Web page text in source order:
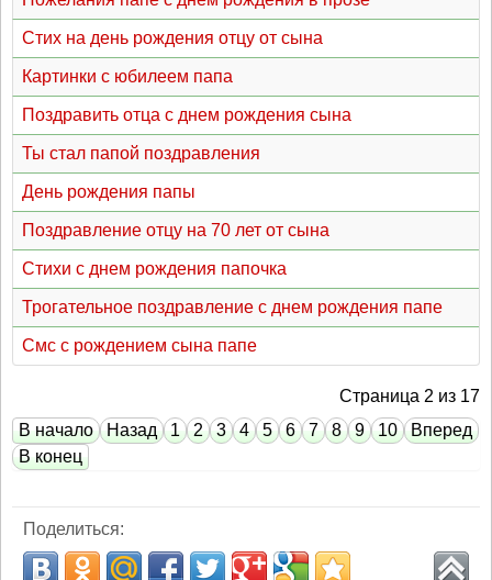
Стих на день рождения отцу от сына
Картинки с юбилеем папа
Поздравить отца с днем рождения сына
Ты стал папой поздравления
День рождения папы
Поздравление отцу на 70 лет от сына
Стихи с днем рождения папочка
Трогательное поздравление с днем рождения папе
Смс с рождением сына папе
Страница 2 из 17
В начало
Назад 1 2 3 4 5 6 7 8 9 10
Вперед
В конец
Поделиться: